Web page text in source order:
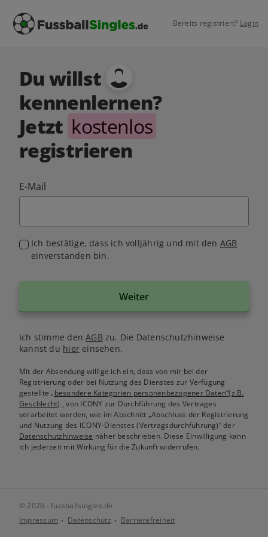
Bereits registriert? Login
Du willst
kennenlernen?
Jetzt kostenlos
registrieren
E-Mail
Ich bestätige, dass ich volljährig und mit den AGB
einverstanden bin.
Weiter
Ich stimme denAGB zu. Die Datenschutzhinweise
kannst du hiereinsehen.
Mit der Absendung willige ich ein, dass von mir bei der
Registrierung oder bei Nutzung des Dienstes zur Verfügung
gestellte„besondere Kategorien personenbezogener Daten“(z.B.
Geschlecht) , von ICONY zur Durchführung des Vertrages
verarbeitet werden, wie im Abschnitt „Abschluss der Registrierung
und Nutzung des ICONY-Dienstes (Vertragsdurchführung)“ der
Datenschutzhinweise näher beschrieben. Diese Einwilligung kann
ich jederzeit mit Wirkung für die Zukunft widerrufen.
© 2026 - fussballsingles.de
Impressum
Datenschutz Barrierefreiheit